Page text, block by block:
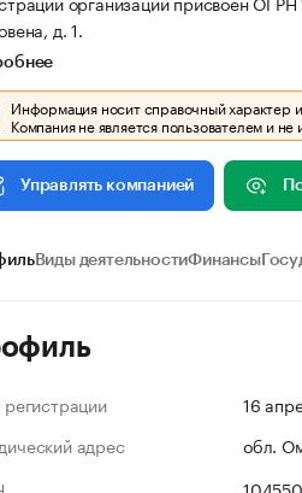
д. 1.
Информация носит справочный характер
Компания не является пользователем и
Управлять компанией
Виды деятельностиФинансы
16
адрес
обл.